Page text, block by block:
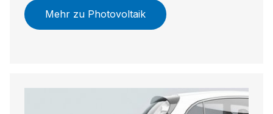
Mehr zu Photovoltaik